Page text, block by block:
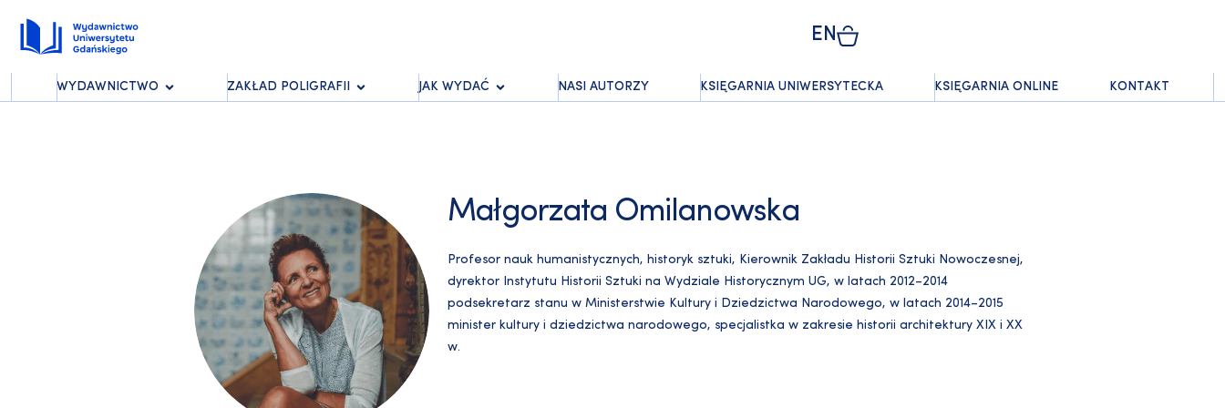
EN
WYDAWNICTWO ZAKŁAD POLIGRAFII JAK WYDAĆ NASI AUTORZY KSIĘGARNIA UNIWERSYTECKA KSIĘGARNIA ONLINE KONTAKT
Małgorzata Omilanowska
Profesor nauk humanistycznych, historyk sztuki, Kierownik Zakładu Historii Sztuki Nowoczesnej,
dyrektor Instytutu Historii Sztuki na Wydziale Historycznym UG, w latach 2012–2014
podsekretarz stanu w Ministerstwie Kultury i Dziedzictwa Narodowego, w latach 2014–2015
minister kultury i dziedzictwa narodowego, specjalistka w zakresie historii architektury XIX i XX
w.